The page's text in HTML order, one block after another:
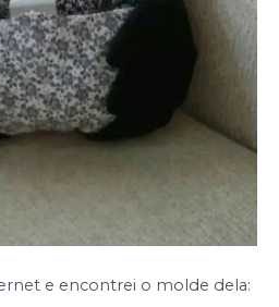
e encontrei o molde dela: